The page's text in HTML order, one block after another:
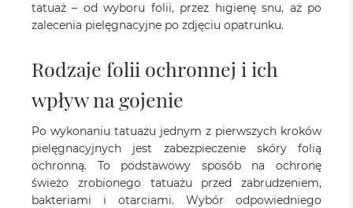
tatuaż – od wyboru folii, przez higienę snu, aż po
zalecenia pielęgnacyjne po zdjęciu opatrunku.
Rodzaje folii ochronnej i ich
wpływ na gojenie
Po wykonaniu tatuażu jednym z pierwszych kroków
pielęgnacyjnych jest zabezpieczenie skóry folią
ochronną. To podstawowy sposób na ochronę
świeżo zrobionego tatuażu przed zabrudzeniem,
bakteriami i otarciami. Wybór odpowiedniego